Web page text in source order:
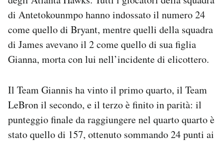
di Antetokounmpo hanno indossato il numero 24
come quello di Bryant, mentre quelli della squadra
di James avevano il 2 come quello di sua figlia
Gianna, morta con lui nell’incidente di elicottero.
Il Team Giannis ha vinto il primo quarto, il Team
LeBron il secondo, e il terzo è finito in parità: il
punteggio finale da raggiungere nel quarto quarto è
stato quello di 157, ottenuto sommando 24 punti ai